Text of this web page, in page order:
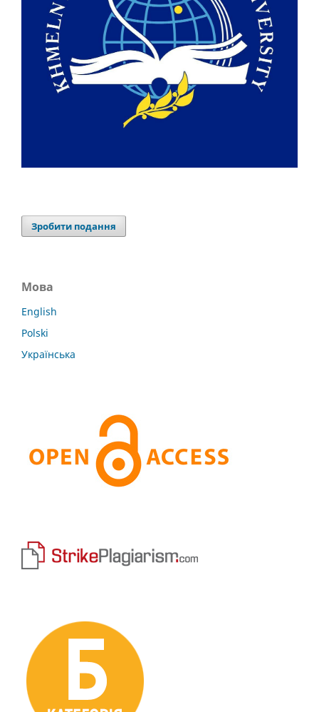
Зробити подання
Мова
English
Polski
Українська